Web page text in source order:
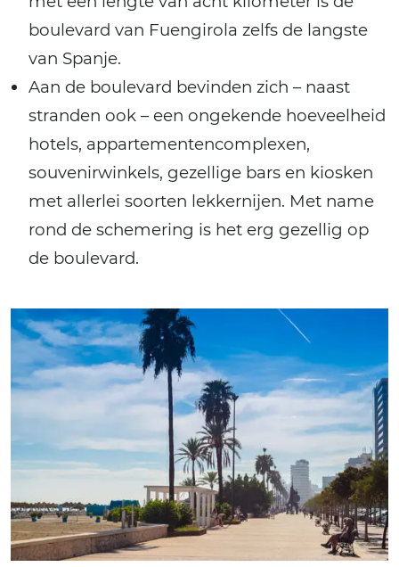
boulevard van Fuengirola zelfs de langste
van Spanje.
Aan de boulevard bevinden zich – naast
stranden ook – een ongekende hoeveelheid
hotels, appartementencomplexen,
souvenirwinkels, gezellige bars en kiosken
met allerlei soorten lekkernijen. Met name
rond de schemering is het erg gezellig op
de boulevard.